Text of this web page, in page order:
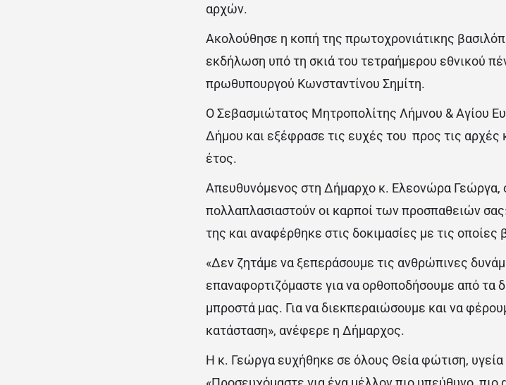
αρχών.
Ακολούθησε η κοπή της πρωτοχρονιάτικης
εκδήλωση υπό τη σκιά του τετραήμερου εθνικού
πρωθυπουργού Κωνσταντίνου Σημίτη.
Ο Σεβασμιώτατος Μητροπολίτης Λήμνου & Αγίου
Δήμου και εξέφρασε τις ευχές του προς τις αρχές
έτος.
Απευθυνόμενος στη Δήμαρχο κ. Ελεονώρα Γεώργα,
πολλαπλασιαστούν οι καρποί των προσπαθειών
της και αναφέρθηκε στις δοκιμασίες με τις
«Δεν ζητάμε να ξεπεράσουμε τις ανθρώπινες
επαναφορτιζόμαστε για να ορθοποδήσουμε από τα
μπροστά μας. Για να διεκπεραιώσουμε και να
κατάσταση», ανέφερε η Δήμαρχος.
Η κ. Γεώργα ευχήθηκε σε όλους Θεία φώτιση, υγεία